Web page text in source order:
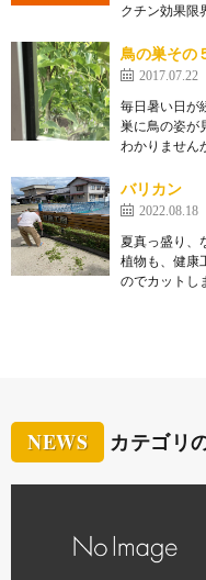
クチン効果
鳥の巣その
2017.07.22
毎日暑い日が
巣に鳥の姿が
わかりませ
バリカン
2022.08.18
夏真っ盛り、
植物も、健康
のでカットし
NEWS カテゴリ